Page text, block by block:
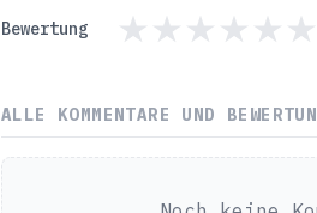
Bewertung
ALLE KOMMENTARE UND